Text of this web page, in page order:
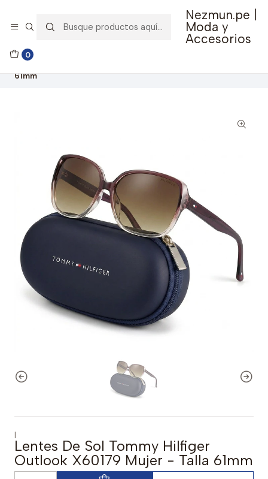
Nezmun.pe |
Moda y
Accesorios
0
🚚 Envío GRATIS por compras mayores a S/ 150
61mm
|
Lentes De Sol Tommy Hilfiger
Outlook X60179 Mujer - Talla 61mm